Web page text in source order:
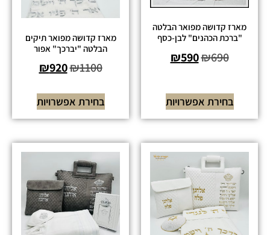
מארז קדושה מפואר הבלטה
"ברכת הכהנים" לבן-כסף
₪690
₪590
בחירת אפשרויות
מארז קדושה מפואר תיקים
הבלטה "יברכך" אפור
₪1100
₪920
בחירת אפשרויות